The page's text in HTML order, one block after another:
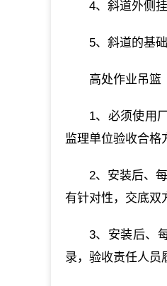
4、斜道外侧
5、斜道的基
高处作业吊篮
1、必须使用
监理单位验收合格
2、安装后、
有针对性，交底双
3、安装后、
录，验收责任人员